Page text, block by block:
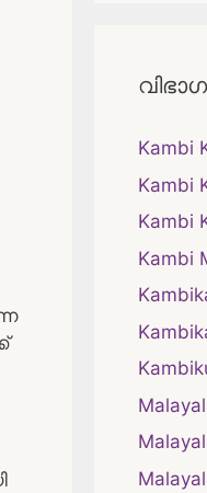
Kambi
Kambi
Kambi
Kambi